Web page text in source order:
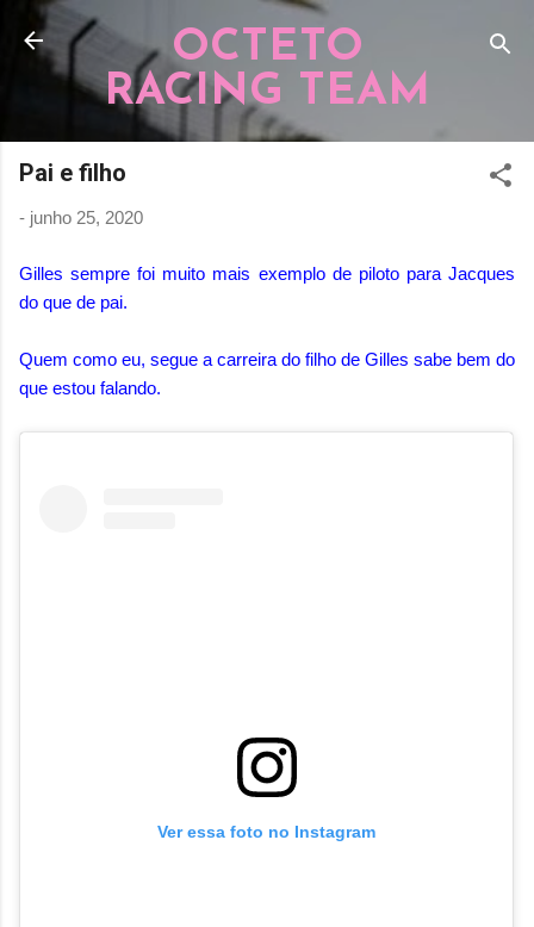
Pular para o conteúdo principal
OCTETO
RACING TEAM
Pai e filho
- junho 25, 2020
Gilles sempre foi muito mais exemplo de piloto para Jacques
do que de pai.
Quem como eu, segue a carreira do filho de Gilles sabe bem do
que estou falando.
Ver essa foto no Instagram